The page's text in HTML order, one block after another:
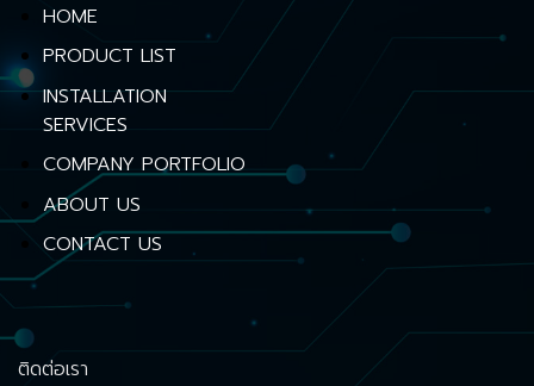
HOME
PRODUCT LIST
INSTALLATION
SERVICES
COMPANY PORTFOLIO
ABOUT US
CONTACT US
ติดต่อเรา